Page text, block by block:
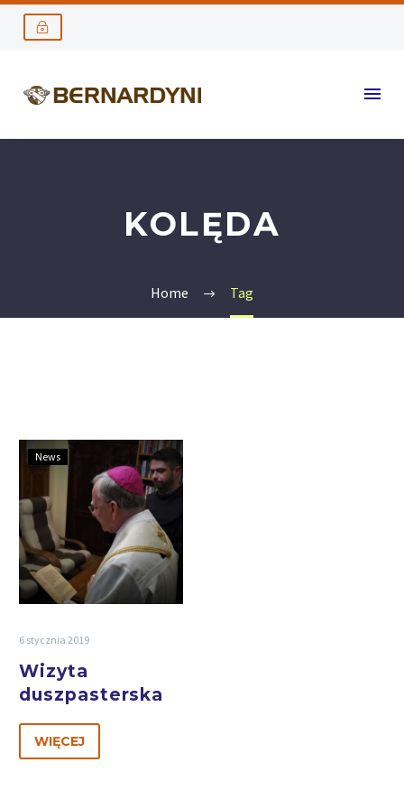
KOLĘDA
Home Tag
News
6 stycznia 2019
Wizyta
duszpasterska
WIĘCEJ